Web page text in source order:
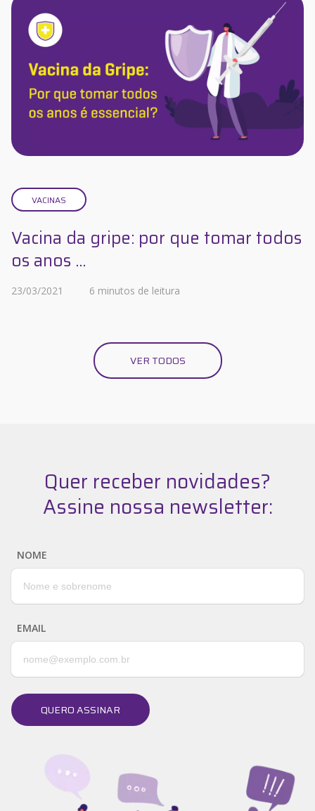
VACINAS
Vacina da gripe: por que tomar todos
os anos ...
23/03/2021 6 minutos de leitura
VER TODOS
Quer receber novidades?
Assine nossa newsletter:
NOME
EMAIL
QUERO ASSINAR